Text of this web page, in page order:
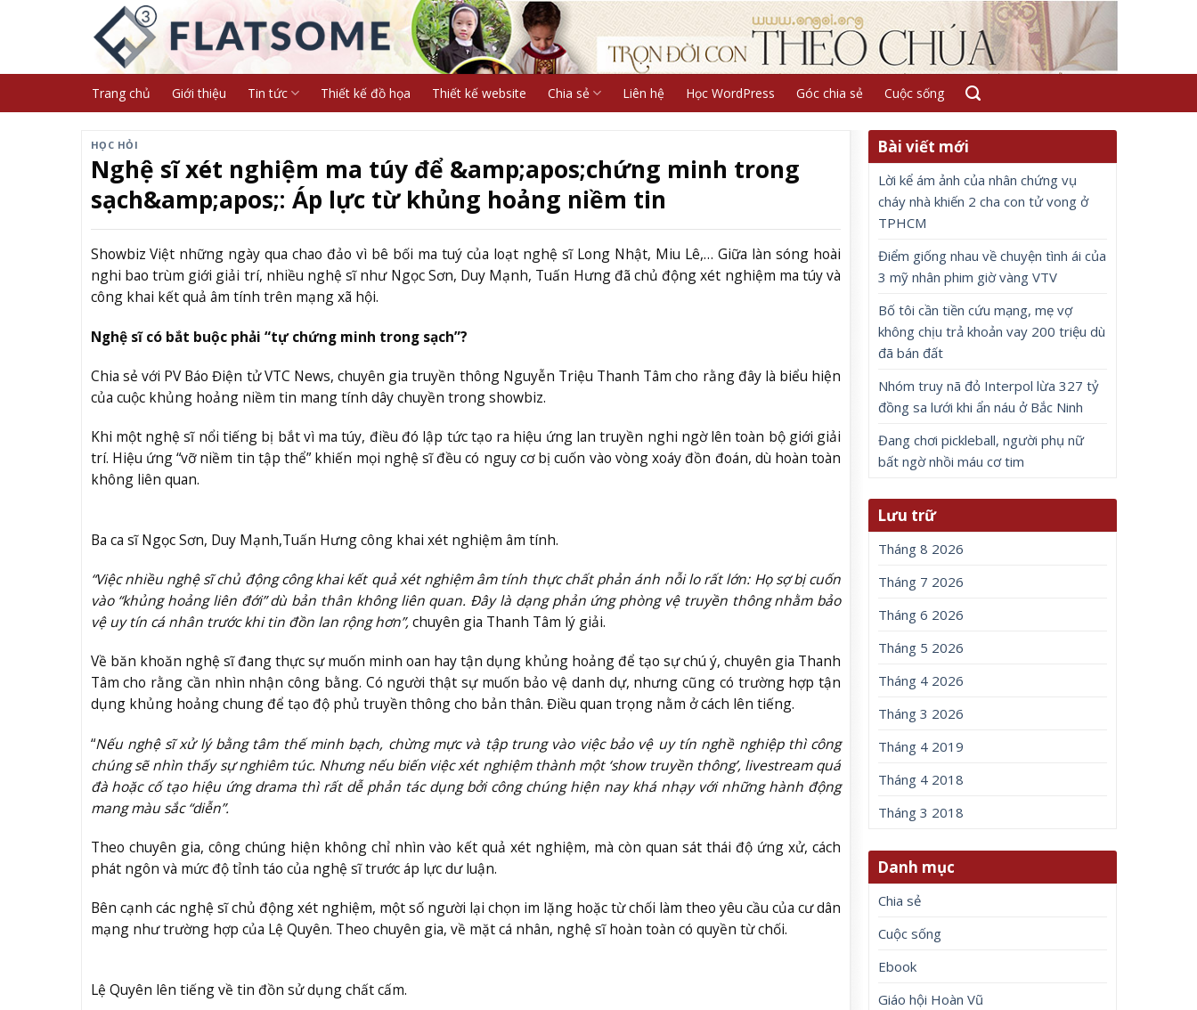
Trang chủ Giới thiệu Tin tức Thiết kế đồ họa Thiết kế website Chia sẻ Liên hệ Học WordPress Góc chia sẻ Cuộc sống
HỌC HỎI
Nghệ sĩ xét nghiệm ma túy để &amp;apos;chứng minh trong
sạch&amp;apos;: Áp lực từ khủng hoảng niềm tin
Showbiz Việt những ngày qua chao đảo vì bê bối ma tuý của loạt nghệ sĩ Long Nhật, Miu Lê,… Giữa làn sóng hoài
nghi bao trùm giới giải trí, nhiều nghệ sĩ như Ngọc Sơn, Duy Mạnh, Tuấn Hưng đã chủ động xét nghiệm ma túy và
công khai kết quả âm tính trên mạng xã hội.
Nghệ sĩ có bắt buộc phải “tự chứng minh trong sạch”?
Chia sẻ với PV Báo Điện tử VTC News, chuyên gia truyền thông Nguyễn Triệu Thanh Tâm cho rằng đây là biểu hiện
của cuộc khủng hoảng niềm tin mang tính dây chuyền trong showbiz.
Khi một nghệ sĩ nổi tiếng bị bắt vì ma túy, điều đó lập tức tạo ra hiệu ứng lan truyền nghi ngờ lên toàn bộ giới giải
trí. Hiệu ứng “vỡ niềm tin tập thể” khiến mọi nghệ sĩ đều có nguy cơ bị cuốn vào vòng xoáy đồn đoán, dù hoàn toàn
không liên quan.
Ba ca sĩ Ngọc Sơn, Duy Mạnh,Tuấn Hưng công khai xét nghiệm âm tính.
“Việc nhiều nghệ sĩ chủ động công khai kết quả xét nghiệm âm tính thực chất phản ánh nỗi lo rất lớn: Họ sợ bị cuốn
vào “khủng hoảng liên đới” dù bản thân không liên quan. Đây là dạng phản ứng phòng vệ truyền thông nhằm bảo
vệ uy tín cá nhân trước khi tin đồn lan rộng hơn”,chuyên gia Thanh Tâm lý giải.
Về băn khoăn nghệ sĩ đang thực sự muốn minh oan hay tận dụng khủng hoảng để tạo sự chú ý, chuyên gia Thanh
Tâm cho rằng cần nhìn nhận công bằng. Có người thật sự muốn bảo vệ danh dự, nhưng cũng có trường hợp tận
dụng khủng hoảng chung để tạo độ phủ truyền thông cho bản thân. Điều quan trọng nằm ở cách lên tiếng.
“Nếu nghệ sĩ xử lý bằng tâm thế minh bạch, chừng mực và tập trung vào việc bảo vệ uy tín nghề nghiệp thì công
chúng sẽ nhìn thấy sự nghiêm túc. Nhưng nếu biến việc xét nghiệm thành một ‘show truyền thông’, livestream quá
đà hoặc cố tạo hiệu ứng drama thì rất dễ phản tác dụng bởi công chúng hiện nay khá nhạy với những hành động
mang màu sắc “diễn”.
Theo chuyên gia, công chúng hiện không chỉ nhìn vào kết quả xét nghiệm, mà còn quan sát thái độ ứng xử, cách
phát ngôn và mức độ tỉnh táo của nghệ sĩ trước áp lực dư luận.
Bên cạnh các nghệ sĩ chủ động xét nghiệm, một số người lại chọn im lặng hoặc từ chối làm theo yêu cầu của cư dân
mạng như trường hợp của Lệ Quyên. Theo chuyên gia, về mặt cá nhân, nghệ sĩ hoàn toàn có quyền từ chối.
Lệ Quyên lên tiếng về tin đồn sử dụng chất cấm.
Bài viết mới
Lời kể ám ảnh của nhân chứng vụ
cháy nhà khiến 2 cha con tử vong ở
TPHCM
Điểm giống nhau về chuyện tình ái của
3 mỹ nhân phim giờ vàng VTV
Bố tôi cần tiền cứu mạng, mẹ vợ
không chịu trả khoản vay 200 triệu dù
đã bán đất
Nhóm truy nã đỏ Interpol lừa 327 tỷ
đồng sa lưới khi ẩn náu ở Bắc Ninh
Đang chơi pickleball, người phụ nữ
bất ngờ nhồi máu cơ tim
Lưu trữ
Tháng 8 2026
Tháng 7 2026
Tháng 6 2026
Tháng 5 2026
Tháng 4 2026
Tháng 3 2026
Tháng 4 2019
Tháng 4 2018
Tháng 3 2018
Danh mục
Chia sẻ
Cuộc sống
Ebook
Giáo hội Hoàn Vũ